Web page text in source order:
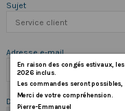
Sujet
Adresse e-mail
Document joint
En raison des congés estivaux, les
2026 inclus.
Les commandes seront possibles,
Merci de votre compréhension.
Pierre-Emmanuel